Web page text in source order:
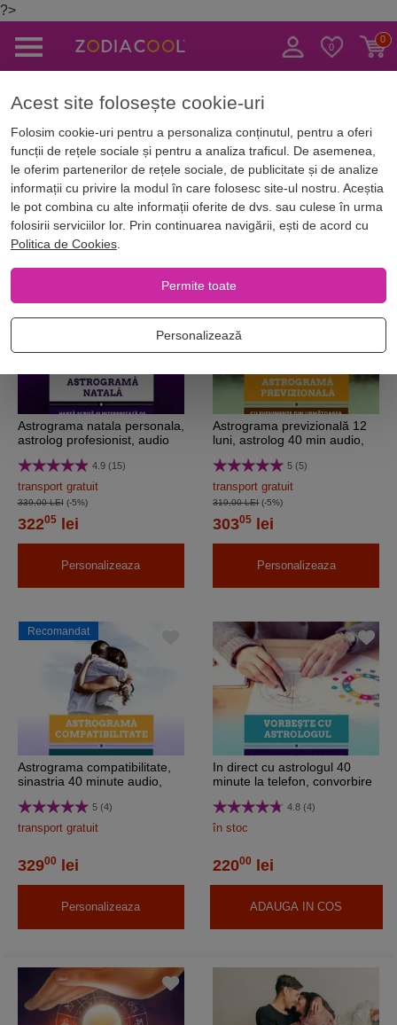
?>
Online Numerologie si astrograme Astrograme personalizate
Astrograme personalizate
Filtrează Ordonează Tip Carte
Astrograma natala personala,
astrolog profesionist, audio
4.9 (15)
transport gratuit
339,00 LEI(-5%)
32205lei
Personalizeaza
-5%
Astrograma previzională 12
luni, astrolog 40 min audio,
5 (5)
transport gratuit
319,00 LEI(-5%)
30305 lei
Personalizeaza
Recomandat
Astrograma compatibilitate,
sinastria 40 minute audio,
5 (4)
transport gratuit
32900 lei
Personalizeaza
In direct cu astrologul 40
minute la telefon, convorbire
4.8 (4)
în stoc
22000 lei
ADAUGA IN COS
Acest site folosește cookie-uri
Folosim cookie-uri pentru a personaliza conținutul, pentru a oferi
funcții de rețele sociale și pentru a analiza traficul. De asemenea,
le oferim partenerilor de rețele sociale, de publicitate și de analize
informații cu privire la modul în care folosesc site-ul nostru. Aceștia
le pot combina cu alte informații oferite de dvs. sau culese în urma
folosirii serviciilor lor. Prin continuarea navigării, ești de acord cu
Politica de Cookies.
Permite toate
Personalizează